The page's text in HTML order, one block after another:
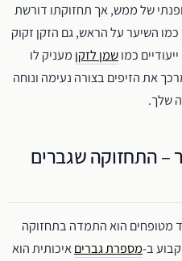
של ממש, אך תחזוקתו דורשת
השיער על הראש, גם הזקן זקוק
כמושמן לזקן מעניק לו
את הזיפים בצורה נעימה ונוחה
שלך.
התחזוקה שגברים
מטופחים הוא התמדה בתחזוקה
ב-מספרת גבריםאיכותית הוא